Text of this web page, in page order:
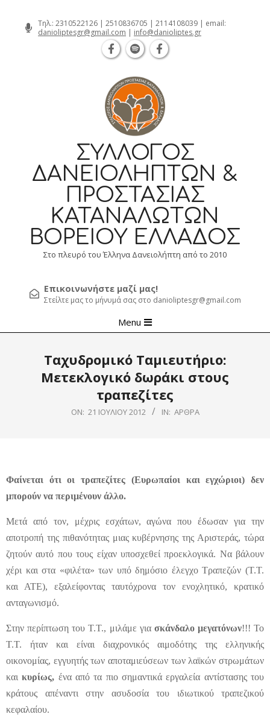
Τηλ.: 2310522126 | 2510836705 | 2114108039 | email:
danioliptesgr@gmail.com | info@danioliptes.gr
ΣΎΛΛΟΓΟΣ
ΔΑΝΕΙΟΛΗΠΤΏΝ &
ΠΡΟΣΤΑΣΊΑΣ
ΚΑΤΑΝΑΛΩΤΏΝ
ΒΟΡΕΊΟΥ ΕΛΛΆΔΟΣ
Στο πλευρό του Έλληνα Δανειολήπτη από το 2010
Επικοινωνήστε μαζί μας!
Στείλτε μας το μήνυμά σας στο danioliptesgr@gmail.com
Navigation
Menu
Ταχυδρομικό Ταμιευτήριο:
Μετεκλογικό δωράκι στους
τραπεζίτες
ON: 21 ΙΟΥΛΊΟΥ 2012 IN: ΆΡΘΡΑ
Φαίνεται ότι οι τραπεζίτες (Ευρωπαίοι και εγχώριοι) δεν
μπορούν να περιμένουν άλλο.
Μετά από τον, μέχρις εσχάτων, αγώνα που έδωσαν για την
αποτροπή της πιθανότητας μιας κυβέρνησης της Αριστεράς, τώρα
ζητούν αυτό που τους είχαν υποσχεθεί προεκλογικά. Να βάλουν
χέρι και στα «φιλέτα» των υπό δημόσιο έλεγχο Τραπεζών (Τ.Τ.
και ΑΤΕ), εξαλείφοντας ταυτόχρονα τον ενοχλητικό, κρατικό
ανταγωνισμό.
Στην περίπτωση του Τ.Τ., μιλάμε για σκάνδαλο μεγατόνων!!! Το
Τ.Τ. ήταν και είναι διαχρονικός αιμοδότης της ελληνικής
οικονομίας, εγγυητής των αποταμιεύσεων των λαϊκών στρωμάτων
καικυρίως, ένα από τα πιο σημαντικά εργαλεία αντίστασης του
κράτους απέναντι στην ασυδοσία του ιδιωτικού τραπεζικού
κεφαλαίου.